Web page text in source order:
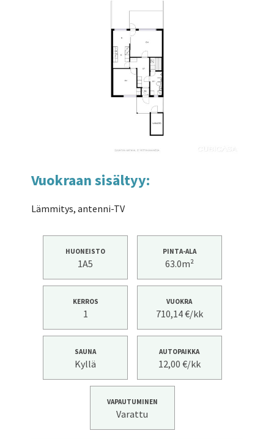
Vuokraan sisältyy:
Lämmitys, antenni-TV
HUONEISTO
1A5
PINTA-ALA
63.0m²
KERROS
1
VUOKRA
710,14 €/kk
SAUNA
Kyllä
AUTOPAIKKA
12,00 €/kk
VAPAUTUMINEN
Varattu